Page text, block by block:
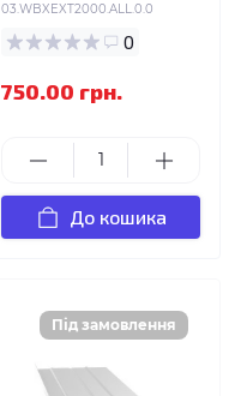
03.WBXEXT2000.ALL.0.0
0
750.00 грн.
До кошика